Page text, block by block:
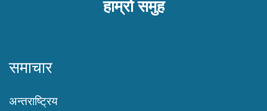
हाम्रो समुह
समाचार
अन्तराष्ट्रिय